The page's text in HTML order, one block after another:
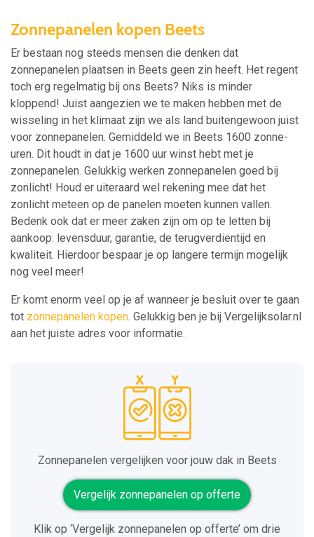
Zonnepanelen kopen Beets
Er bestaan nog steeds mensen die denken dat
zonnepanelen plaatsen in Beets geen zin heeft. Het regent
toch erg regelmatig bij ons Beets? Niks is minder
kloppend! Juist aangezien we te maken hebben met de
wisseling in het klimaat zijn we als land buitengewoon juist
voor zonnepanelen. Gemiddeld we in Beets 1600 zonne-
uren. Dit houdt in dat je 1600 uur winst hebt met je
zonnepanelen. Gelukkig werken zonnepanelen goed bij
zonlicht! Houd er uiteraard wel rekening mee dat het
zonlicht meteen op de panelen moeten kunnen vallen.
Bedenk ook dat er meer zaken zijn om op te letten bij
aankoop: levensduur, garantie, de terugverdientijd en
kwaliteit. Hierdoor bespaar je op langere termijn mogelijk
nog veel meer!
Er komt enorm veel op je af wanneer je besluit over te gaan
tot zonnepanelen kopen. Gelukkig ben je bij Vergelijksolar.nl
aan het juiste adres voor informatie.
Zonnepanelen vergelijken voor jouw dak in Beets
Vergelijk zonnepanelen op offerte
Klik op ‘Vergelijk zonnepanelen op offerte’ om drie